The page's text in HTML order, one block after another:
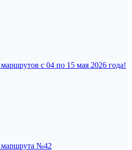
с 04 по 15 мая 2026 года!
маршрута №42